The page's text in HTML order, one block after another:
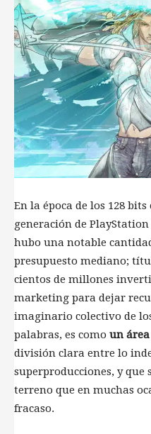
En la época de los 128
generación de
hubo una notable
presupuesto mediano;
cientos de millones
marketing para dejar
imaginario colectivo de
palabras, es como un
división clara entre lo
superproducciones, y que
terreno que en muchas
fracaso.